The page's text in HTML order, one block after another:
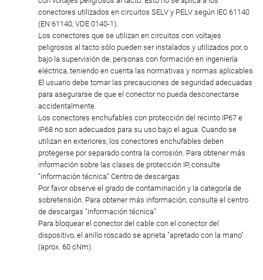
conectores utilizados en circuitos SELV y PELV según IEC 61140
(EN 61140, VDE 0140-1).
Los conectores que se utilizan en circuitos con voltajes
peligrosos al tacto sólo pueden ser instalados y utilizados por, o
bajo la supervisión de, personas con formación en ingeniería
eléctrica, teniendo en cuenta las normativas y normas aplicables.
El usuario debe tomar las precauciones de seguridad adecuadas
para asegurarse de que el conector no pueda desconectarse
accidentalmente.
Los conectores enchufables con protección del recinto IP67 e
IP68 no son adecuados para su uso bajo el agua. Cuando se
utilizan en exteriores, los conectores enchufables deben
protegerse por separado contra la corrosión. Para obtener más
información sobre las clases de protección IP, consulte
"información técnica" Centro de descargas
Por favor observe el grado de contaminación y la categoría de
sobretensión. Para obtener más información, consulte el centro
de descargas "información técnica"
Para bloquear el conector del cable con el conector del
dispositivo, el anillo roscado se aprieta "apretado con la mano"
(aprox. 60 cNm).